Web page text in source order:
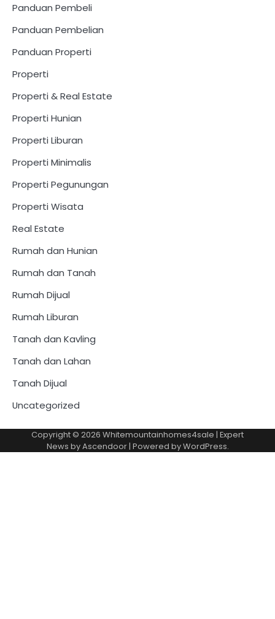
Panduan Pembeli
Panduan Pembelian
Panduan Properti
Properti
Properti & Real Estate
Properti Hunian
Properti Liburan
Properti Minimalis
Properti Pegunungan
Properti Wisata
Real Estate
Rumah dan Hunian
Rumah dan Tanah
Rumah Dijual
Rumah Liburan
Tanah dan Kavling
Tanah dan Lahan
Tanah Dijual
Uncategorized
Copyright © 2026 Whitemountainhomes4sale | Expert
News byAscendoor| Powered byWordPress.